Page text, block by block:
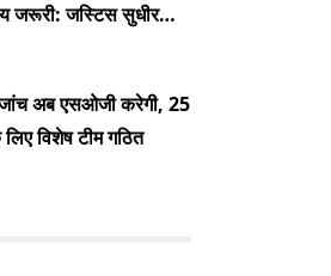
जरूरी: जस्टिस सुधीर
अब एसओजी करेगी, 25
विशेष टीम गठित